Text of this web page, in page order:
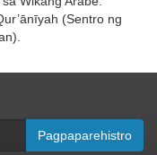
(Sentro ng
Pagpaparehistro